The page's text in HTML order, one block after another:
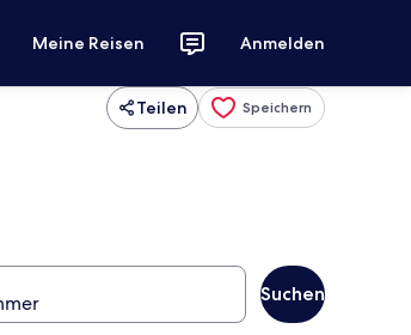
Meine Reisen Anmelden
Teilen Speichern
Suchen